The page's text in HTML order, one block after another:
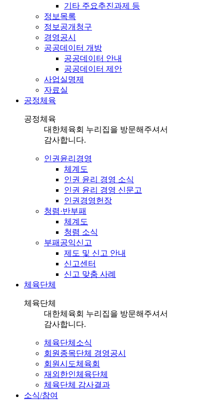
기타 주요추진과제 등
정보목록
정보공개청구
경영공시
공공데이터 개방
공공데이터 안내
공공데이터 제안
사업실명제
자료실
공정체육
공정체육
대한체육회 누리집을 방문해주셔서
감사합니다.
인권윤리경영
체계도
인권 윤리 경영 소식
인권 윤리 경영 신문고
인권경영헌장
청렴·반부패
체계도
청렴 소식
부패공익신고
제도 및 신고 안내
신고센터
신고 맞춤 사례
체육단체
체육단체
대한체육회 누리집을 방문해주셔서
감사합니다.
체육단체소식
회원종목단체 경영공시
회원시도체육회
재외한인체육단체
체육단체 감사결과
소식/참여